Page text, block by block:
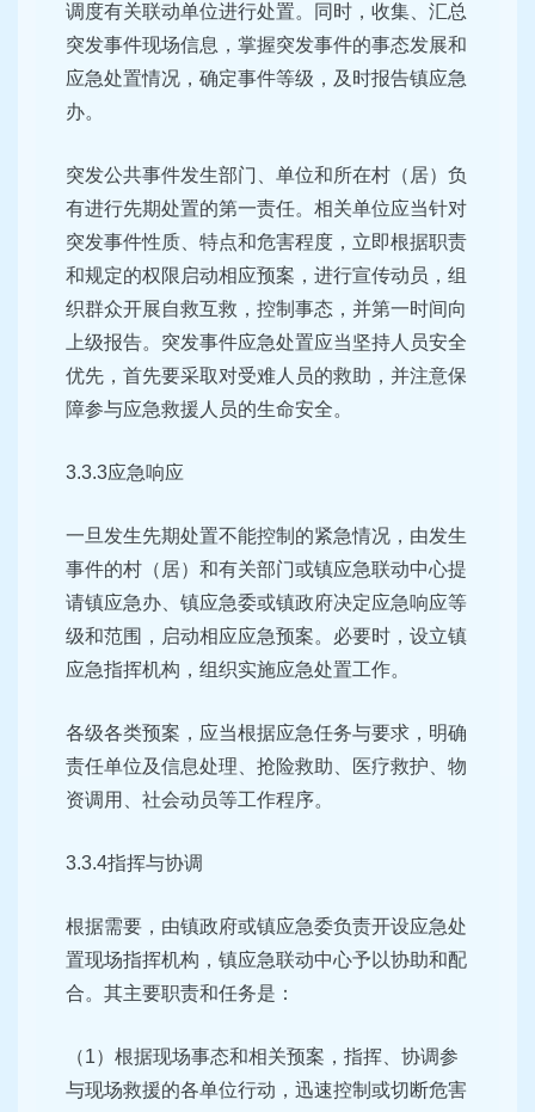
调度有关联动单位进行处置。同时，收集、汇总
突发事件现场信息，掌握突发事件的事态发展和
应急处置情况，确定事件等级，及时报告镇应急
办。
突发公共事件发生部门、单位和所在村（居）负
有进行先期处置的第一责任。相关单位应当针对
突发事件性质、特点和危害程度，立即根据职责
和规定的权限启动相应预案，进行宣传动员，组
织群众开展自救互救，控制事态，并第一时间向
上级报告。突发事件应急处置应当坚持人员安全
优先，首先要采取对受难人员的救助，并注意保
障参与应急救援人员的生命安全。
3.3.3应急响应
一旦发生先期处置不能控制的紧急情况，由发生
事件的村（居）和有关部门或镇应急联动中心提
请镇应急办、镇应急委或镇政府决定应急响应等
级和范围，启动相应应急预案。必要时，设立镇
应急指挥机构，组织实施应急处置工作。
各级各类预案，应当根据应急任务与要求，明确
责任单位及信息处理、抢险救助、医疗救护、物
资调用、社会动员等工作程序。
3.3.4指挥与协调
根据需要，由镇政府或镇应急委负责开设应急处
置现场指挥机构，镇应急联动中心予以协助和配
合。其主要职责和任务是：
（1）根据现场事态和相关预案，指挥、协调参
与现场救援的各单位行动，迅速控制或切断危害